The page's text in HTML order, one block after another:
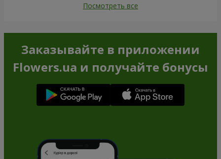
Посмотреть все
Заказывайте в приложении
Flowers.ua и получайте бонусы